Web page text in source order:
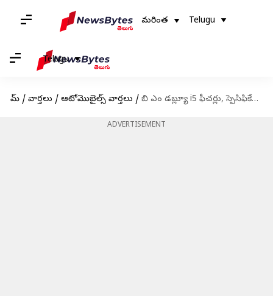
మరింత Telugu
Telugu
హోమ్ / వార్తలు / ఆటోమొబైల్స్ వార్తలు / బి ఎం డబ్ల్యూ i5 ఫీచర్లు, స్పెసిఫికేషన్స్ వివరాలు
ADVERTISEMENT